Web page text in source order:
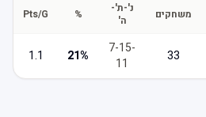
משחקים
נ'-ת'-
Pts/G
33
7-15
21
1.1